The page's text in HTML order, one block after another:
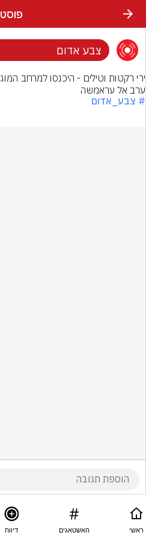
פוסט
צבע אדום
ערב אל עראמשה
# צבע_אדום
ראשי האשטאגים דיווח